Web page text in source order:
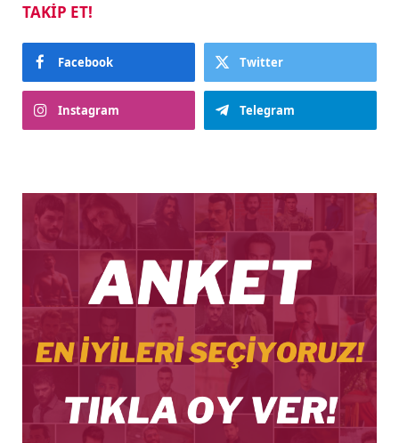
TAKIP ET!
Facebook Twitter
Instagram Telegram